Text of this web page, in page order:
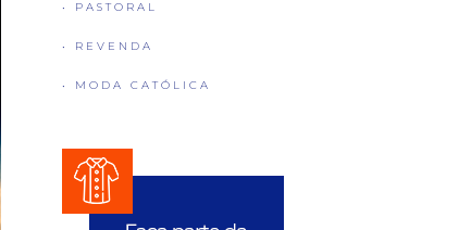
• PASTORAL
• REVENDA
• MODA CATÓLICA